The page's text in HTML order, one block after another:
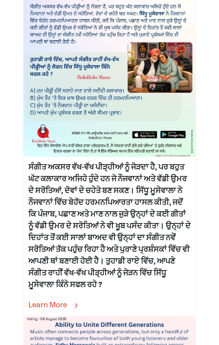
ਸੰਗੀਤ ਅਕਸਰ ਵੱਖ-ਵੱਖ ਪੀੜ੍ਹੀਆਂ ਨੂੰ ਜੋੜਦਾ ਹੈ, ਪਰ ਬਹੁਤ
ਘੱਟ ਕਲਾਕਾਰ ਅਜਿਹੇ ਹੁੰਦੇ ਹਨ ਜੋ ਨੌਜਵਾਨਾਂ ਅਤੇ ਵੱਡੀ ਉਮਰ
ਦੇ ਸਰੋਤਿਆਂ, ਦੋਵਾਂ ਦੇ ਚਹੇਤੇ ਬਣ ਸਕਣ। ਸਿੱਧੂ ਮੂਸੇਵਾਲਾ ਨੇ
ਨੌਜਵਾਨਾਂ ਵਿੱਚ ਬੇਹੱਦ ਹਰਮਨਪਿਆਰਤਾ ਹਾਸਲ ਕੀਤੀ, ਜਦੋਂ
ਕਿ ਪੰਜਾਬ, ਪਛਾਣ ਅਤੇ ਮਾਣ ਨਾਲ ਜੁੜੇ ਉਨ੍ਹਾਂ ਦੇ ਕਈ ਗੀਤਾਂ
ਨੂੰ ਵੱਡੀ ਉਮਰ ਦੇ ਸਰੋਤਿਆਂ ਨੇ ਵੀ ਖੂਬ ਪਸੰਦ ਕੀਤਾ। ਉਨ੍ਹਾਂ ਦੇ
ਦਿਹਾਂਤ ਤੋਂ ਕਈ ਸਾਲਾਂ ਬਾਅਦ ਵੀ ਉਨ੍ਹਾਂ ਦਾ ਸੰਗੀਤ ਨਵੇਂ
ਸਰੋਤਿਆਂ ਤੱਕ ਪਹੁੰਚ ਰਿਹਾ ਹੈ ਅਤੇ ਪੁਰਾਣੇ ਪ੍ਰਸ਼ੰਸਕਾਂ ਵਿੱਚ ਵੀ
ਆਪਣੀ ਥਾਂ ਬਣਾਈ ਹੋਈ ਹੈ। ਤੁਹਾਡੀ ਰਾਏ ਵਿੱਚ, ਆਪਣੇ
ਸੰਗੀਤ ਰਾਹੀਂ ਵੱਖ-ਵੱਖ ਪੀੜ੍ਹੀਆਂ ਨੂੰ ਜੋੜਨ ਵਿੱਚ ਸਿੱਧੂ
ਮੂਸੇਵਾਲਾ ਕਿੰਨੇ ਸਫਲ ਰਹੇ ?
Learn More